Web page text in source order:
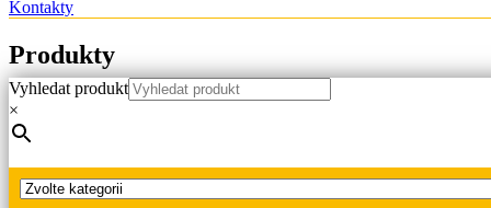
Kontakty
Produkty
Hlavní strana
Vyhledat produkt
×